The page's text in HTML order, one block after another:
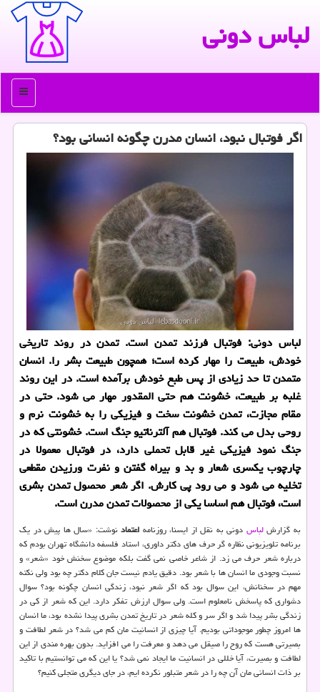
لباس دونی
منو
اگر فوتبال نبود، انسان مدرن چگونه انسانی بود؟
لباس دونی: فوتبال فرزند تمدن است. تمدن در روند تاریخی
خودش، طبیعت را مهار كرده است؛ همچون طبیعت بشر را. انسان
متمدن تا حد زیادی از پس طبع خودش برآمده است. در این روند
غلبه بر طبیعت، خشونت هم حتی المقدور مهار می شود. حتی در
مقام مجازت، تمدن خشونت سخت و فیزیكی را به خشونت نرم و
روحی بدل می كند. فوتبال هم آلترناتیو جنگ است. خشونتی كه در
جنگ نمود فیزیكی غیر قابل تحملی دارد، در فوتبال معمولا در
چارچوب یكسری شعار و بد و بیراه گفتن و نفرت ورزیدن مقطعی
تخلیه می شود و می رود پی كارش. اگر شعر محصول تمدن بشری
است، فوتبال هم اساسا یكی از محصولات تمدن مدرن است.
به گزارشلباس دونی به نقل از ایسنا، روزنامه اعتمادنوشت: «سال ها پیش در یك
برنامه تلویزیونی نظاره گر حرف های دكتر داوری، استاد فلسفه دانشگاه تهران بودم كه
درباره شعر حرف می زد. از شاعر خاصی نمی گفت بلكه موضوع سخنش خود «شعر» و
نسبت وجودی ما انسان ها با شعر بود. دقیق یادم نیست جان كلام دكتر چه بود ولی نكته
مهم در سخنانش، این سوال بود كه اگر شعر نبود، زندگی انسان چگونه بود؟ سوال
دشواری كه پاسخش نامعلوم است. ولی سوال ارزش تفكر دارد. این كه شعر از كی در
زندگی بشر پیدا شد و اگر سر و كله شعر در تاریخ تمدن بشری پیدا نشده بود، ما انسان
ها امروز چطور موجوداتی بودیم. آیا چیزی از انسانیت مان كم می شد؟ در شعر لطافت و
بصیرتی هست كه روح را صیقل می دهد و معرفت را می افزاید. بدون بهره مندی از این
لطافت و بصیرت، آیا خللی در انسانیت ما ایجاد نمی شد؟ یا این كه می توانستیم با تاكید
بر ذات انسانی مان آن چه را در شعر متبلور نكرده ایم، در جای دیگری متجلی كنیم؟